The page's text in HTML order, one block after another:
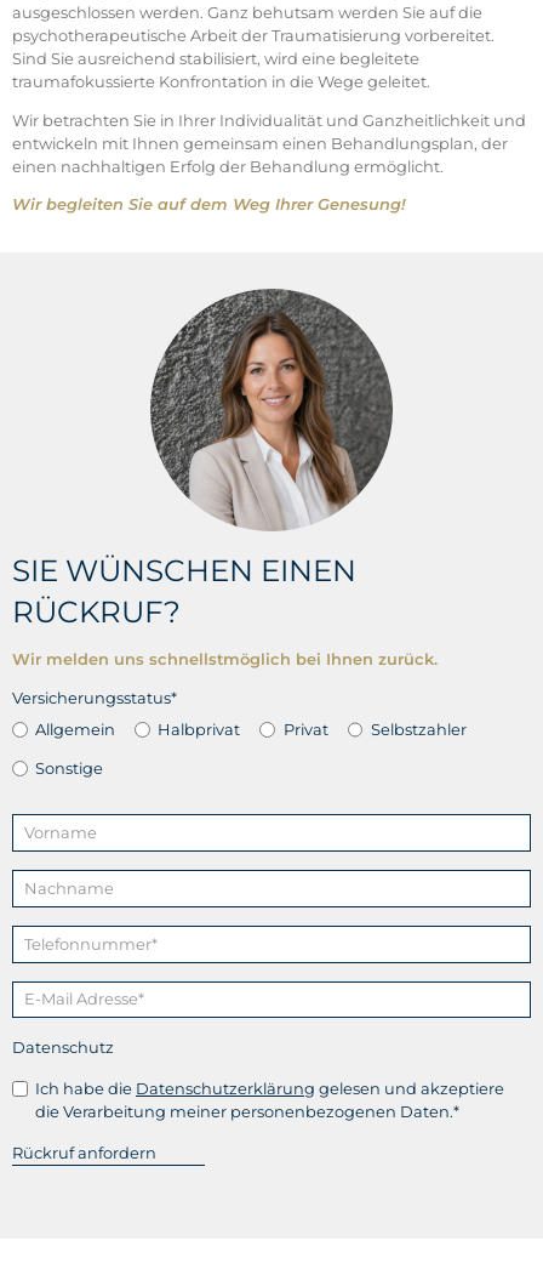
ausgeschlossen werden. Ganz behutsam werden Sie auf die
psychotherapeutische Arbeit der Traumatisierung vorbereitet.
Sind Sie ausreichend stabilisiert, wird eine begleitete
traumafokussierte Konfrontation in die Wege geleitet.
Wir betrachten Sie in Ihrer Individualität und Ganzheitlichkeit und
entwickeln mit Ihnen gemeinsam einen Behandlungsplan, der
einen nachhaltigen Erfolg der Behandlung ermöglicht.
Wir begleiten Sie auf dem Weg Ihrer Genesung!
SIE WÜNSCHEN EINEN
RÜCKRUF?
Wir melden uns schnellstmöglich bei Ihnen zurück.
Versicherungsstatus*
Allgemein
Halbprivat Privat Selbstzahler
Sonstige
Datenschutz
Ich habe die Datenschutzerklärung gelesen und akzeptiere
die Verarbeitung meiner personenbezogenen Daten.*